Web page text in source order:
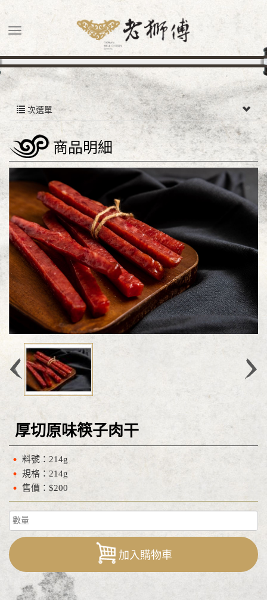
次選單
商品明細
厚切原味筷子肉干
料號：214g
規格：214g
售價：$200
加入購物車